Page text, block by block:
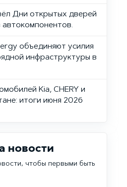
Дни открытых дверей
объединяют усилия
инфраструктуры в
Kia, CHERY и
итоги июня 2026
новости
чтобы первыми быть